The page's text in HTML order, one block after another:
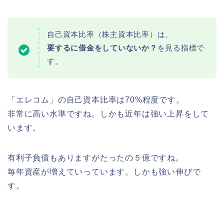
自己資本比率（株主資本比率）は、
要するに借金をしていないか？ を見る指標で
す。
「エレコム」の自己資本比率は70%程度です。
非常に高い水準ですね。しかも近年は強い上昇をして
います。
有利子負債もありますがたったの５億ですね。
毎年資産が増えていっています。しかも強い伸びで
す。